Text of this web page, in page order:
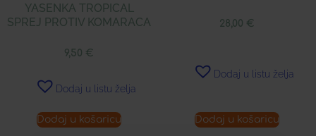
YASENKA TROPICAL
SPREJ PROTIV KOMARACA
9,50 €
Dodaj u listu želja
Dodaj u košaricu
28,00 €
Dodaj u listu želja
Dodaj u košaricu